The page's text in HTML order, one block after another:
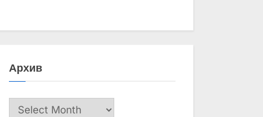
Архив
Архив